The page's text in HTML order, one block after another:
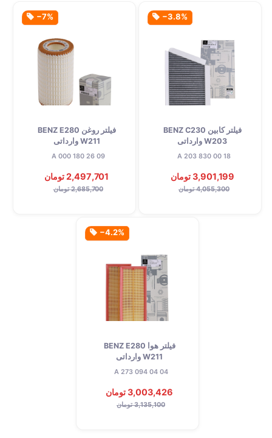
‎−3.8%
فیلتر کابین BENZ C230
W203 وارداتی
A 203 830 00 18
3,901,199 تومان
4,055,300 تومان
‎−7%
فیلتر روغن BENZ E280
W211 وارداتی
A 000 180 26 09
2,497,701 تومان
2,685,700 تومان
‎−4.2%
فیلتر هوا BENZ E280
W211 وارداتی
A 273 094 04 04
3,003,426 تومان
3,135,100 تومان